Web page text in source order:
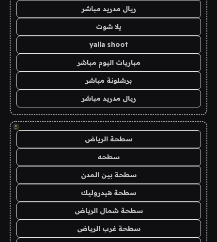
ريال مدريد مباشر
يلا شوت
yalla shoot
مباريات اليوم مباشر
برشلونة مباشر
ريال مدريد مباشر
!
سطحة الرياض
سطحه
سطحة بين المدن
سطحة هيدروليك
سطحة شمال الرياض
سطحة غرب الرياض